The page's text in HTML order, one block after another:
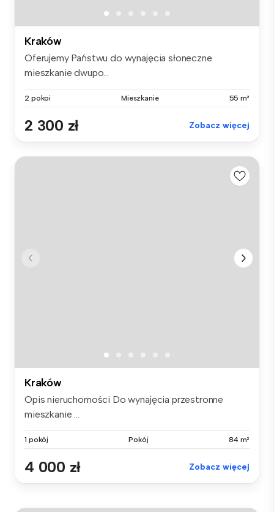
Kraków
Oferujemy Państwu do wynajęcia słoneczne
mieszkanie dwupo...
2 pokoi Mieszkanie 55 m²
2 300 zł Zobacz więcej
Kraków
Opis nieruchomości Do wynajęcia przestronne
mieszkanie ...
1 pokój Pokój 84 m²
4 000 zł Zobacz więcej